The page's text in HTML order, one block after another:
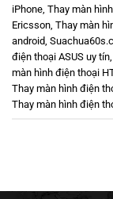
iPhone Thay màn
Ericsson Thay màn
android
điện thoại ASUS uy tín
màn hình điện thoại
Thay màn hình điện
Thay màn hình điện